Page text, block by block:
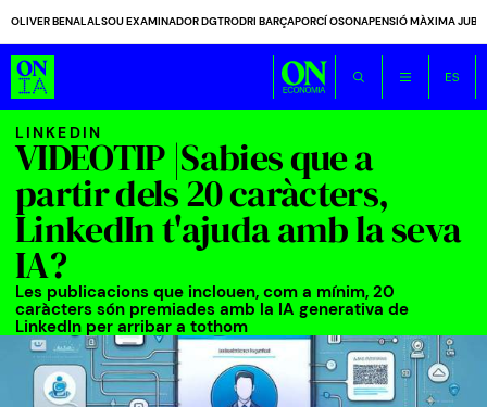
OLIVER BENALALSOU EXAMINADOR DGTRODRI BARÇAPORCÍ OSONAPENSIÓ MÀXIMA
LINKEDIN
VIDEOTIP |Sabies que a
partir dels 20 caràcters,
LinkedIn t'ajuda amb la seva
IA?
Les publicacions que inclouen, com a mínim, 20
caràcters són premiades amb la IA generativa de
LinkedIn per arribar a tothom